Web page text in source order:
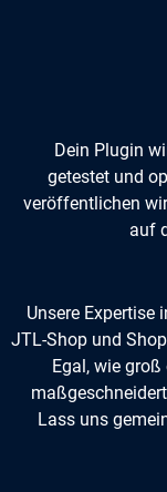
Dein Plugin
getestet und
veröffentlichen
auf
Unsere Expertise
JTL-Shop und
Egal, wie
Lass uns